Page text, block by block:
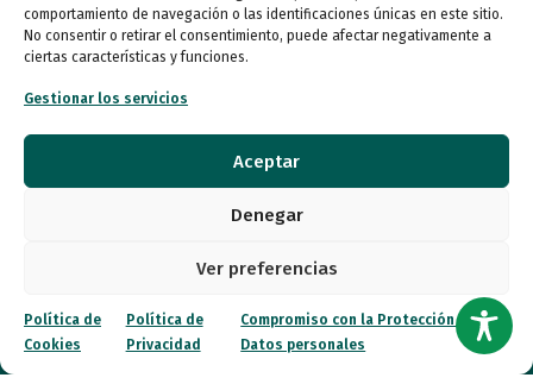
comportamiento de navegación o las identificaciones únicas en este sitio.
No consentir o retirar el consentimiento, puede afectar negativamente a
ciertas características y funciones.
Gestionar los servicios
Aceptar
Denegar
Ver preferencias
Política de
Cookies
Política de
Privacidad
Compromiso con la Protección de
Datos personales
Quiénes somos
Entidades
Qué hacemos